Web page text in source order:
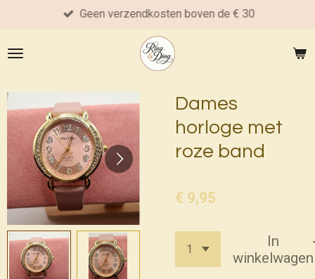
naar
Geen verzendkosten boven de € 30
Dames
horloge met
roze band
€ 9,95
In
winkelwagen